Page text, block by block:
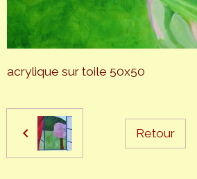
acrylique sur toile 50x50
Retour